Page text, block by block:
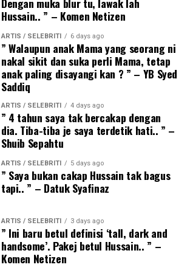
Hussain.. ” – Komen Netizen
ARTIS / SELEBRITI 6 days ago
” Walaupun anak Mama yang seorang ni
nakal sikit dan suka perli Mama, tetap
anak paling disayangi kan ? ” – YB Syed
Saddiq
ARTIS / SELEBRITI 4 days ago
” 4 tahun saya tak bercakap dengan
dia. Tiba-tiba je saya terdetik hati.. ” –
Shuib Sepahtu
ARTIS / SELEBRITI 5 days ago
” Saya bukan cakap Hussain tak bagus
tapi.. ” – Datuk Syafinaz
ARTIS / SELEBRITI 3 days ago
” Ini baru betul definisi ‘tall, dark and
handsome’. Pakej betul Hussain.. ” –
Komen Netizen